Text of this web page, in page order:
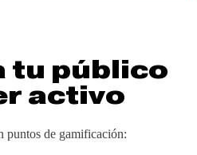
tu público
activo
puntos de gamificación: